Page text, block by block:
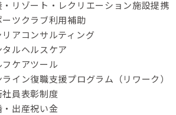
・リゾート・レクリエーション施設提携
ーツクラブ利用補助
リアコンサルティング
タルヘルスケア
フケアツール
ライン復職支援プログラム（リワーク）
社員表彰制度
・出産祝い金